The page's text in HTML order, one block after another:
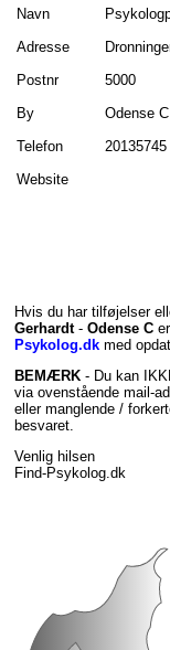
Navn
Adresse
Postnr
5000
By
Odense C
Telefon
20135745
Website
Hvis du har tilføjelser
Gerhardt- Odense C
Psykolog.dk med
BEMÆRK - Du kan
via ovenstående mail-
eller manglende /
besvaret.
Venlig hilsen
Find-Psykolog.dk